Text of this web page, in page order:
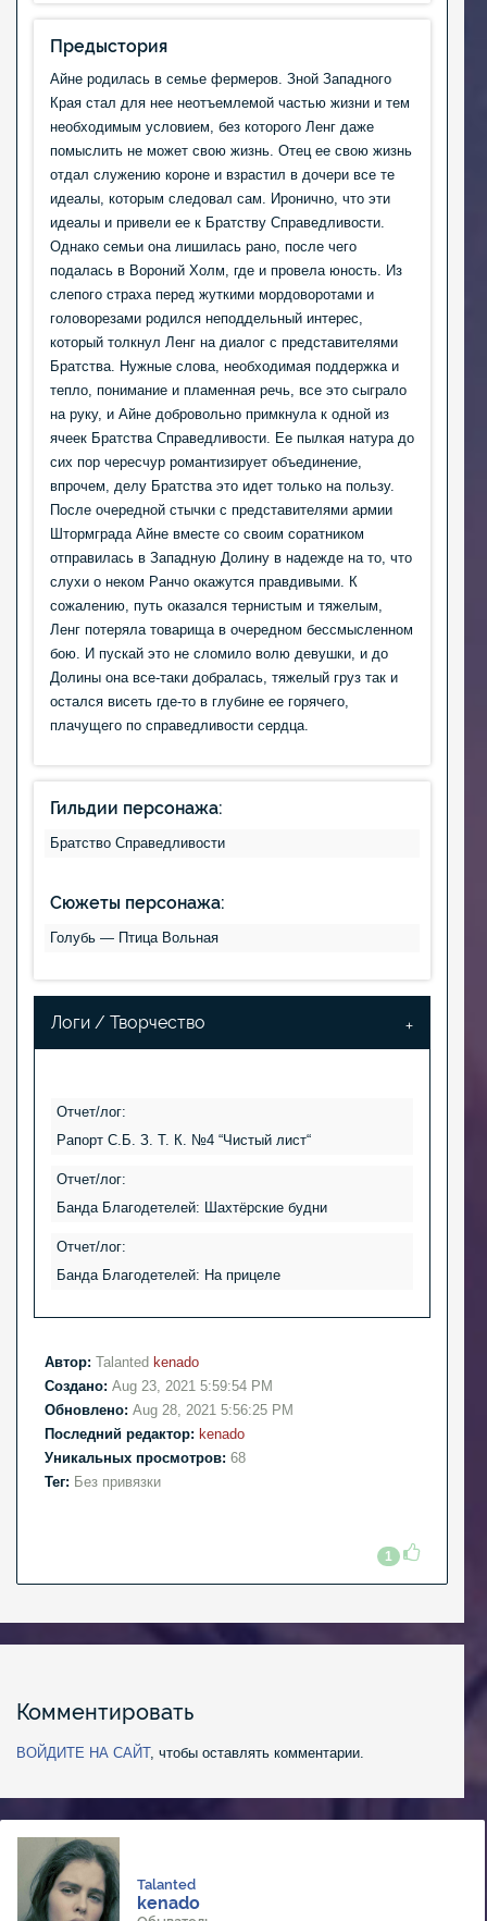
Предыстория
Айне родилась в семье фермеров. Зной Западного
Края стал для нее неотъемлемой частью жизни и тем
необходимым условием, без которого Ленг даже
помыслить не может свою жизнь. Отец ее свою жизнь
отдал служению короне и взрастил в дочери все те
идеалы, которым следовал сам. Иронично, что эти
идеалы и привели ее к Братству Справедливости.
Однако семьи она лишилась рано, после чего
подалась в Вороний Холм, где и провела юность. Из
слепого страха перед жуткими мордоворотами и
головорезами родился неподдельный интерес,
который толкнул Ленг на диалог с представителями
Братства. Нужные слова, необходимая поддержка и
тепло, понимание и пламенная речь, все это сыграло
на руку, и Айне добровольно примкнула к одной из
ячеек Братства Справедливости. Ее пылкая натура до
сих пор чересчур романтизирует объединение,
впрочем, делу Братства это идет только на пользу.
После очередной стычки с представителями армии
Штормграда Айне вместе со своим соратником
отправилась в Западную Долину в надежде на то, что
слухи о неком Ранчо окажутся правдивыми. К
сожалению, путь оказался тернистым и тяжелым,
Ленг потеряла товарища в очередном бессмысленном
бою. И пускай это не сломило волю девушки, и до
Долины она все-таки добралась, тяжелый груз так и
остался висеть где-то в глубине ее горячего,
плачущего по справедливости сердца.
Гильдии персонажа:
Братство Справедливости
Сюжеты персонажа:
Голубь — Птица Вольная
Логи / Творчество
Отчет/лог:
Рапорт С.Б. З. Т. К. №4 “Чистый лист“
Отчет/лог:
Банда Благодетелей: Шахтёрские будни
Отчет/лог:
Банда Благодетелей: На прицеле
Автор: Talanted kenado
Создано: Aug 23, 2021 5:59:54 PM
Обновлено: Aug 28, 2021 5:56:25 PM
Последний редактор: kenado
Уникальных просмотров: 68
Тег: Без привязки
1
Комментировать
ВОЙДИТЕ НА САЙТ, чтобы оставлять комментарии.
Talanted
kenado